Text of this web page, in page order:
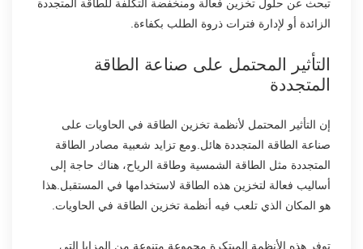
تبحث عن حلول تخزين فعالة ومنخفضة التكلفة للطاقة المتجددة
الزائدة أو لإدارة فترات ذروة الطلب بكفاءة.
التأثير المحتمل على صناعة الطاقة
المتجددة
إن التأثير المحتمل لأنظمة تخزين الطاقة في الحاويات على
صناعة الطاقة المتجددة هائل.ومع تزايد شعبية مصادر الطاقة
المتجددة مثل الطاقة الشمسية وطاقة الرياح، هناك حاجة إلى
أساليب فعالة لتخزين هذه الطاقة لاستخدامها في المستقبل.هذا
هو المكان الذي تلعب فيه أنظمة تخزين الطاقة في الحاويات.
توفر هذه الأنظمة المبتكرة مجموعة متنوعة من المزايا التي